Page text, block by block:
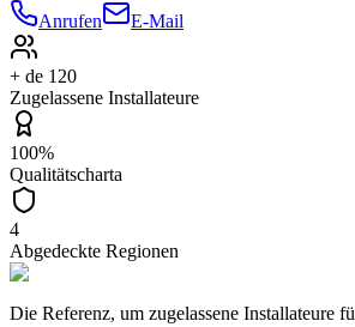
Anrufen
E-Mail
+ de 120
Zugelassene Installateure
100%
Qualitätscharta
4
Abgedeckte Regionen
Die Referenz, um zugelassene Installateure